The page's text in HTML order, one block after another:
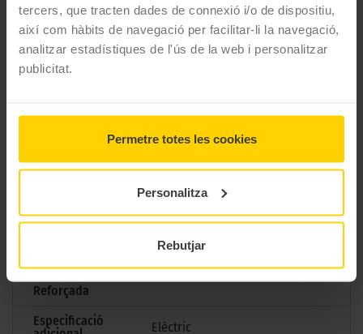
tercers, que tracten dades de connexió i/o de dispositiu,
així com hàbits de navegació per facilitar-li la navegació,
analitzar estadístiques de l'ús de la web i personalitzar
publicitat.
Permetre totes les cookies
Personalitza
Rebutjar
Marca
Goodyear
Estiu
M+S
No
No
Reforçada
Especificació
Elèctric